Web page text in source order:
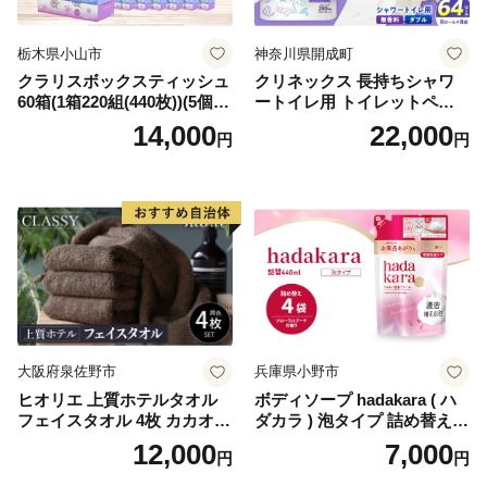
栃木県小山市
クラリスボックスティッシュ
60箱(1箱220組(440枚))(5個入
り×12セット)【1256759】
14,000円
神奈川県開成町
クリネックス 長持ちシャワ
ートイレ用 トイレットペー
パー（ダブル）64ロール(8ロ
ール×8パック) 開成町 トイレ
蓄 防災 エコ 消耗品 生活雑貨
生活用品 無香料 トイレット
ペーパー ダブル といれっと
ぺーぱー トイレ クレシア ト
イレットペーパー [BDBH002
-1]
22,000円
大阪府泉佐野市
ヒオリエ 上質ホテルタオル
フェイスタオル 4枚 カカオ
【タオル 泉州タオル 吸水 普
段使い 無地 シンプル 日用品
12,000円
兵庫県小野市
ボディソープ hadakara ( ハ
ダカラ ) 泡タイプ 詰め替え 4
40ml×4袋 ボディーソープ 泡
ボディソープ 泡 日用品 消耗
7,000円